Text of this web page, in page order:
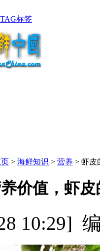
TAG标签
> 海鲜知识 > 营养 > 虾皮
价值，虾皮
10:29]